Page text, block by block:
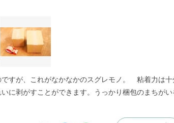
すが、これがなかなかのスグレモノ。 粘着力は
に剥がすことができます。うっかり梱包のまちが